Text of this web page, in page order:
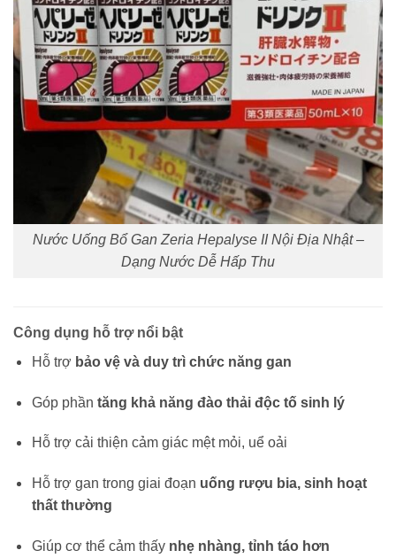
Nước Uống Bổ Gan Zeria Hepalyse II Nội Địa Nhật –
Dạng Nước Dễ Hấp Thu
Công dụng hỗ trợ nổi bật
Hỗ trợ bảo vệ và duy trì chức năng gan
Góp phần tăng khả năng đào thải độc tố sinh lý
Hỗ trợ cải thiện cảm giác mệt mỏi, uể oải
Hỗ trợ gan trong giai đoạn uống rượu bia, sinh hoạt
thất thường
Giúp cơ thể cảm thấy nhẹ nhàng, tỉnh táo hơn